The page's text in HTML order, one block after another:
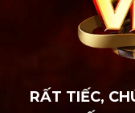
RẤT TIẾC,